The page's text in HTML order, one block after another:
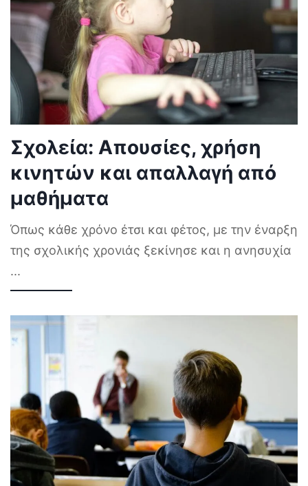
Σχολεία: Απουσίες, χρήση
κινητών και απαλλαγή από
μαθήματα
Όπως κάθε χρόνο έτσι και φέτος, με την έναρξη
της σχολικής χρονιάς ξεκίνησε και η ανησυχία
...